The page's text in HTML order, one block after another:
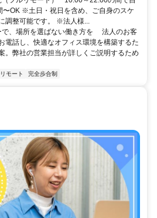
〜OK ※土日・祝日を含め、ご自身のスケ
調整可能です。 ※法人様...
で、場所を選ばない働き方を 法人のお客
電話し、快適なオフィス環境を構築するた
。弊社の営業担当が詳しくご説明するため
モート 完全歩合制